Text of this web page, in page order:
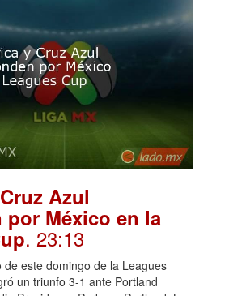
Azul
por México en la
. 23:13
de este domingo de la Leagues
un triunfo 3-1 ante Portland